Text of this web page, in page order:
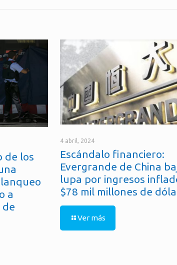
de los
a
de
4 abril, 2024
Escándalo financiero:
Evergrande de China
lupa por ingresos
$78 mil millones de
Ver más